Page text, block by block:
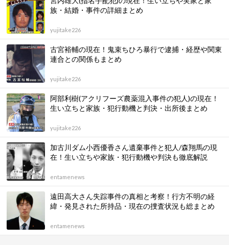
族・結婚・事件の詳細まとめ
yujitake226
古宮裕輔の現在！鬼束ちひろ暴行で逮捕・経歴や関東
連合との関係もまとめ
yujitake226
阿部利樹(アクリフーズ農薬混入事件の犯人)の現在！
生い立ちと家族・犯行動機と判決・出所後まとめ
yujitake226
加古川ダム小西優香さん遺棄事件と犯人/森翔馬の現
在！生い立ちや家族・犯行動機や判決も徹底解説
entamenews
遠田高大さん失踪事件の真相と考察！行方不明の経
緯・発見された所持品・現在の捜査状況も総まとめ
entamenews